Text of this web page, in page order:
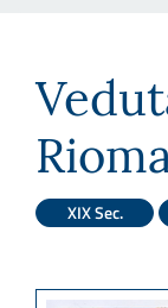
XIX Sec.